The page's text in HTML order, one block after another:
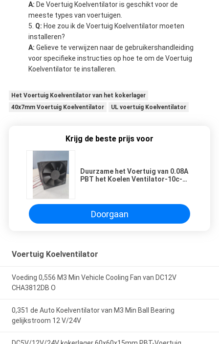
A: De Voertuig Koelventilator is geschikt voor de
meeste types van voertuigen.
Q: Hoe zou ik de Voertuig Koelventilator moeten
installeren?
A: Gelieve te verwijzen naar de gebruikershandleiding
voor specifieke instructies op hoe te om de Voertuig
Koelventilator te installeren.
Het Voertuig Koelventilator van het kokerlager
40x7mm Voertuig Koelventilator
UL voertuig Koelventilator
Krijg de beste prijs voor
Duurzame het Voertuig van 0.08A
PBT het Koelen Ventilator-10c-
Doorgaan
Voertuig Koelventilator
Voeding 0,556 M3 Min Vehicle Cooling Fan van DC12V
CHA3812DB O
0,351 de Auto Koelventilator van M3 Min Ball Bearing
gelijkstroom 12 V/24V